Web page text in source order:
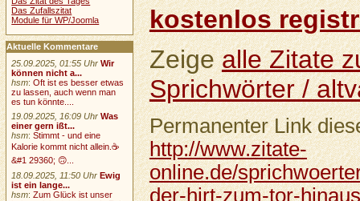
kostenlos
Zeigealle Zitate
Sprichwörter /
Permanenter Link
http://www.zitate-
online.de/
der-hirt-zum-tor-
Das Zufallszitat
Module für WP/Joomla
Aktuelle Kommentare
25.09.2025, 01:55 Uhr Wir
können nicht a...
hsm:Oft ist es besser etwas
zu lassen, auch wenn man
es tun könnte....
19.09.2025, 16:09 Uhr Was
einer gern ißt...
hsm:Stimmt - und eine
Kalorie kommt nicht allein.☕
&#1 29360; 🙃...
18.09.2025, 11:50 Uhr Ewig
ist ein lange...
hsm:Zum Glück ist unser